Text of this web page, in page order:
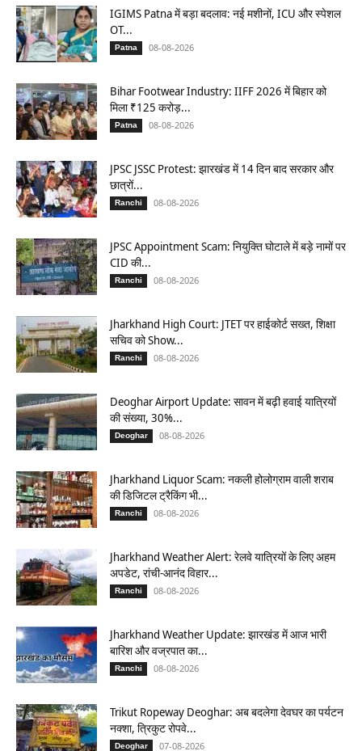
IGIMS Patna में बड़ा बदलाव: नई मशीनों, ICU और स्पेशल
OT...
Patna 08-08-2026
Bihar Footwear Industry: IIFF 2026 में बिहार को
मिला ₹125 करोड़...
Patna 08-08-2026
JPSC JSSC Protest: झारखंड में 14 दिन बाद सरकार और
छात्रों...
Ranchi 08-08-2026
JPSC Appointment Scam: नियुक्ति घोटाले में बड़े नामों पर
CID की...
Ranchi 08-08-2026
Jharkhand High Court: JTET पर हाईकोर्ट सख्त, शिक्षा
सचिव को Show...
Ranchi 08-08-2026
Deoghar Airport Update: सावन में बढ़ी हवाई यात्रियों
की संख्या, 30%...
Deoghar 08-08-2026
Jharkhand Liquor Scam: नकली होलोग्राम वाली शराब
की डिजिटल ट्रैकिंग भी...
Ranchi 08-08-2026
Jharkhand Weather Alert: रेलवे यात्रियों के लिए अहम
अपडेट, रांची-आनंद विहार...
Ranchi 08-08-2026
Jharkhand Weather Update: झारखंड में आज भारी
बारिश और वज्रपात का...
Ranchi 08-08-2026
Trikut Ropeway Deoghar: अब बदलेगा देवघर का पर्यटन
नक्शा, त्रिकुट रोपवे...
Deoghar 07-08-2026